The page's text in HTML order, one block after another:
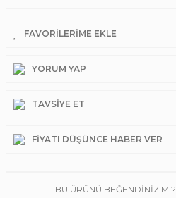
YORUM YAP
TAVSIYE ET
FIYATI DÜŞÜNCE HABER VER
BU ÜRÜNÜ BEĞENDİNİZ Mi?